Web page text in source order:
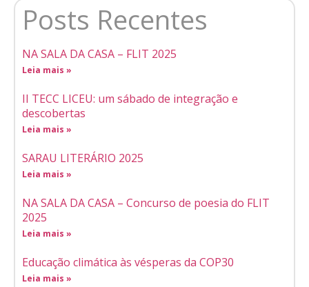
Posts Recentes
NA SALA DA CASA – FLIT 2025
Leia mais »
II TECC LICEU: um sábado de integração e
descobertas
Leia mais »
SARAU LITERÁRIO 2025
Leia mais »
NA SALA DA CASA – Concurso de poesia do FLIT
2025
Leia mais »
Educação climática às vésperas da COP30
Leia mais »